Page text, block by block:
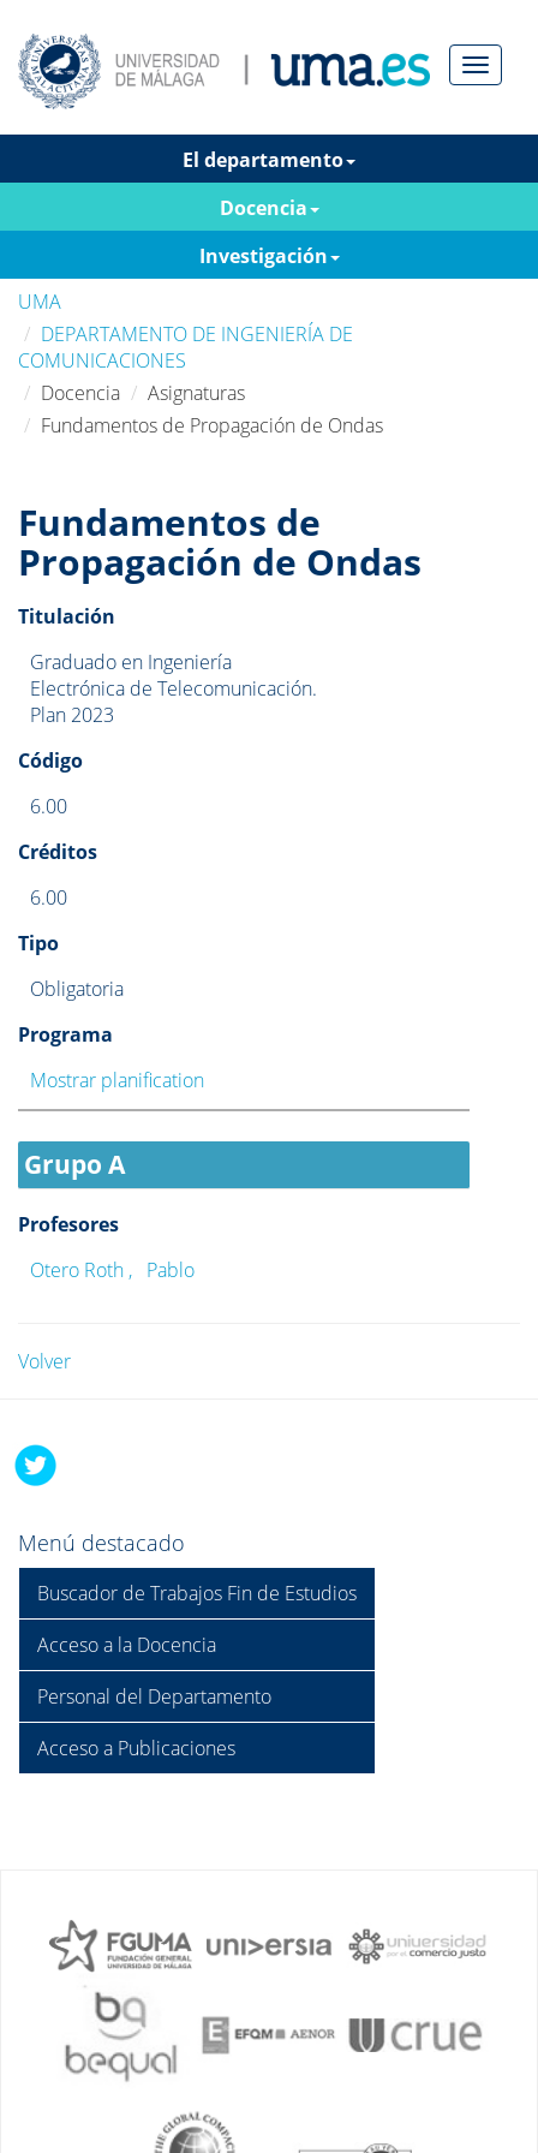
Menú
El departamento
Docencia
Investigación
UMA
DEPARTAMENTO DE INGENIERÍA DE
COMUNICACIONES
Docencia
Asignaturas
Fundamentos de Propagación de Ondas
Fundamentos de
Propagación de Ondas
Titulación
Graduado en Ingeniería
Electrónica de Telecomunicación.
Plan 2023
Código
6.00
Créditos
6.00
Tipo
Obligatoria
Programa
Mostrar planification
Grupo A
Profesores
Otero Roth , Pablo
Volver
Menú destacado
Buscador de Trabajos Fin de Estudios
Acceso a la Docencia
Personal del Departamento
Acceso a Publicaciones